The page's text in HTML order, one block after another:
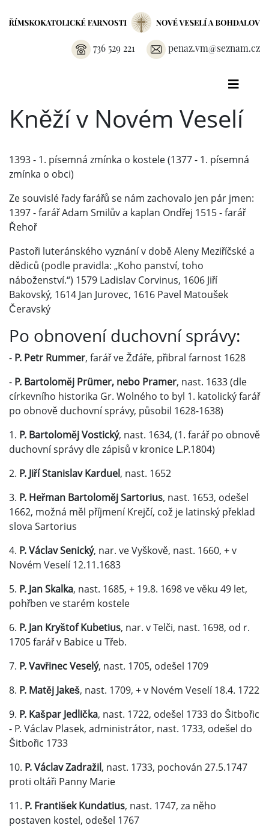
736 529 221 penaz.vm@seznam.cz
Kněží v Novém Veselí
1393 - 1. písemná zmínka o kostele (1377 - 1. písemná
zmínka o obci)
Ze souvislé řady farářů se nám zachovalo jen pár jmen:
1397 - farář Adam Smilův a kaplan Ondřej 1515 - farář
Řehoř
Pastoři luteránského vyznání v době Aleny Meziříčské a
dědiců (podle pravidla: „Koho panství, toho
náboženství.“) 1579 Ladislav Corvinus, 1606 Jiří
Bakovský, 1614 Jan Jurovec, 1616 Pavel Matoušek
Čeravský
Po obnovení duchovní správy:
- P. Petr Rummer, farář ve Žďáře, přibral farnost 1628
- P. Bartoloměj Prümer, nebo Pramer, nast. 1633 (dle
církevního historika Gr. Wolného to byl 1. katolický farář
po obnově duchovní správy, působil 1628-1638)
1. P. Bartoloměj Vostický, nast. 1634, (1. farář po obnově
duchovní správy dle zápisů v kronice L.P.1804)
2. P. Jiří Stanislav Karduel, nast. 1652
3. P. Heřman Bartoloměj Sartorius, nast. 1653, odešel
1662, možná měl příjmení Krejčí, což je latinský překlad
slova Sartorius
4. P. Václav Senický, nar. ve Vyškově, nast. 1660, + v
Novém Veselí 12.11.1683
5. P. Jan Skalka, nast. 1685, + 19.8. 1698 ve věku 49 let,
pohřben ve starém kostele
6. P. Jan Kryštof Kubetius, nar. v Telči, nast. 1698, od r.
1705 farář v Babice u Třeb.
7. P. Vavřinec Veselý, nast. 1705, odešel 1709
8. P. Matěj Jakeš, nast. 1709, + v Novém Veselí 18.4. 1722
9. P. Kašpar Jedlička, nast. 1722, odešel 1733 do Šitbořic
- P. Václav Plasek, administrátor, nast. 1733, odešel do
Šitbořic 1733
10. P. Václav Zadražil, nast. 1733, pochován 27.5.1747
proti oltáři Panny Marie
11. P. František Kundatius, nast. 1747, za něho
postaven kostel, odešel 1767